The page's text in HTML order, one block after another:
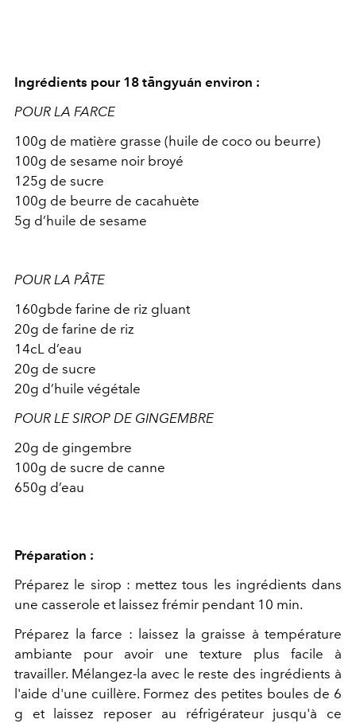
Ingrédients pour 18 tāngyuán environ :
POUR LA FARCE
100g de matière grasse (huile de coco ou beurre)
100g de sesame noir broyé
125g de sucre
100g de beurre de cacahuète
5g d’huile de sesame
POUR LA PÂTE
160gbde farine de riz gluant
20g de farine de riz
14cL d’eau
20g de sucre
20g d’huile végétale
POUR LE SIROP DE GINGEMBRE
20g de gingembre
100g de sucre de canne
650g d’eau
Préparation :
Préparez le sirop : mettez tous les ingrédients dans
une casserole et laissez frémir pendant 10 min.
Préparez la farce : laissez la graisse à température
ambiante pour avoir une texture plus facile à
travailler. Mélangez-la avec le reste des ingrédients à
l'aide d'une cuillère. Formez des petites boules de 6
g et laissez reposer au réfrigérateur jusqu'à ce